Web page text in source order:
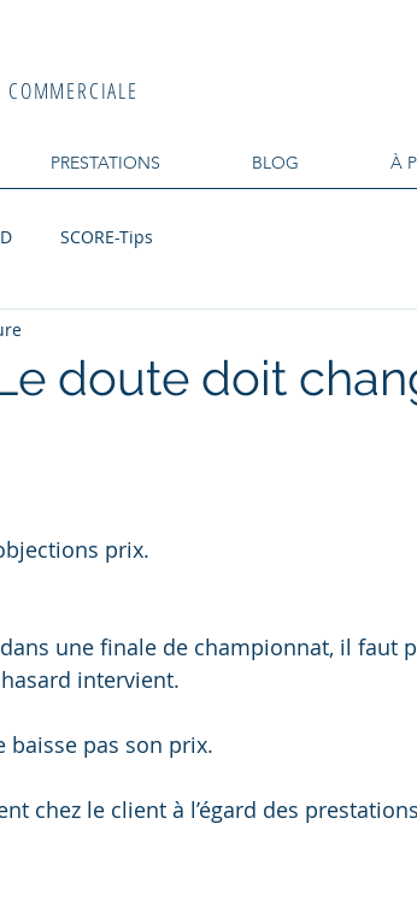
PRESTATIONS BLOG À
SCORE-Tips
doute doit
prix.
une finale de championnat, il faut
intervient.
baisse pas son prix.
chez le client à l’égard des